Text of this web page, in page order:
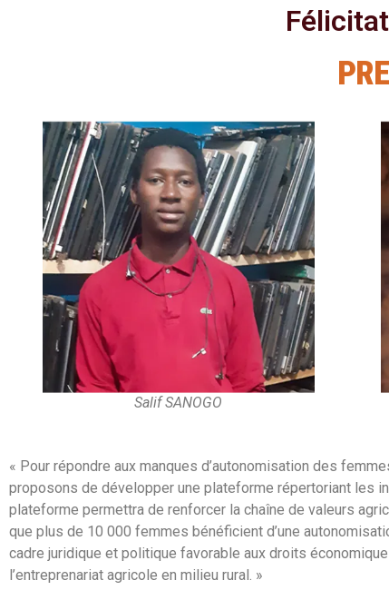
Salif SANOGO
« Pour répondre aux manques d’autonomisation des
proposons de développer une plateforme répertoriant les
plateforme permettra de renforcer la chaîne de valeurs
que plus de 10 000 femmes bénéficient d’une
cadre juridique et politique favorable aux droits
l’entreprenariat agricole en milieu rural.​ »